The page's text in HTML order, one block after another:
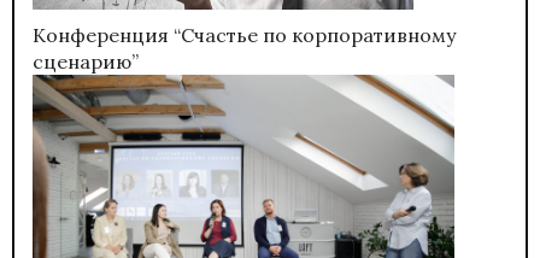
Конференция “Счастье по корпоративному
сценарию”